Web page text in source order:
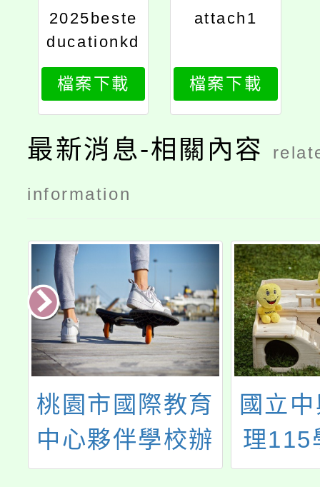
2025beste
ducationkd
p全國學校
經營與教學
創新kdp國
際認證獎實
施計畫
檔案下載
attach1
檔案下載
最新消息-相關內容
information
國際教育
伴學校辦
國際學
國立中興大學
理115學年度
等類科「學士